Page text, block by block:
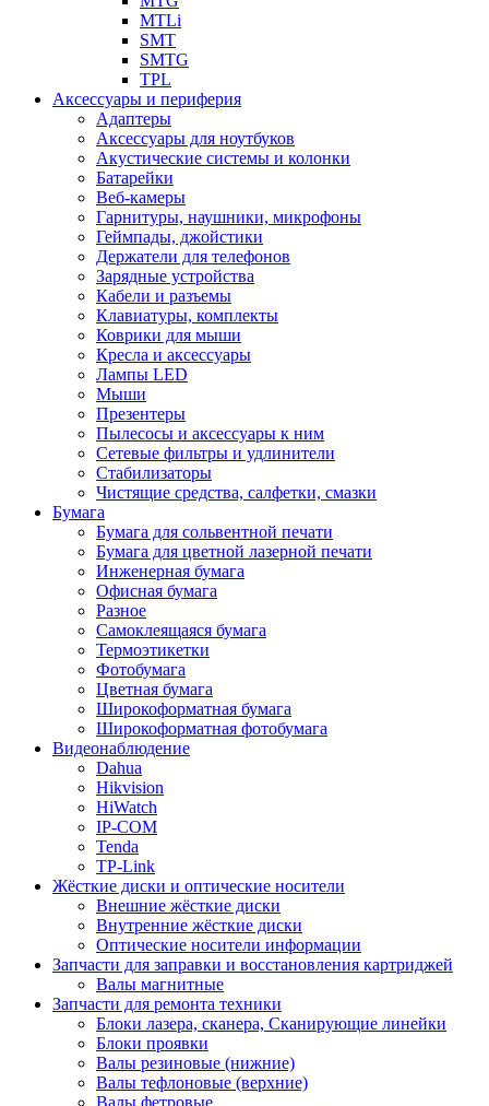
MTLi
SMT
SMTG
TPL
Аксессуары и периферия
Адаптеры
Аксессуары для ноутбуков
Акустические системы и колонки
Батарейки
Веб-камеры
Гарнитуры, наушники, микрофоны
Геймпады, джойстики
Держатели для телефонов
Зарядные устройства
Кабели и разъемы
Клавиатуры, комплекты
Коврики для мыши
Кресла и аксессуары
Лампы LED
Мыши
Презентеры
Пылесосы и аксессуары к ним
Сетевые фильтры и удлинители
Стабилизаторы
Чистящие средства, салфетки, смазки
Бумага
Бумага для сольвентной печати
Бумага для цветной лазерной печати
Инженерная бумага
Офисная бумага
Разное
Самоклеящаяся бумага
Термоэтикетки
Фотобумага
Цветная бумага
Широкоформатная бумага
Широкоформатная фотобумага
Видеонаблюдение
Dahua
Hikvision
HiWatch
IP-COM
Tenda
TP-Link
Жёсткие диски и оптические носители
Внешние жёсткие диски
Внутренние жёсткие диски
Оптические носители информации
Запчасти для заправки и восстановления картриджей
Валы магнитные
Запчасти для ремонта техники
Блоки лазера, сканера, Сканирующие линейки
Блоки проявки
Валы резиновые (нижние)
Валы тефлоновые (верхние)
Валы фетровые